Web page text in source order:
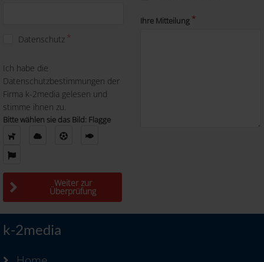
Datenschutz
Ich habe die
Datenschutzbestimmungen der
Firma k-2media gelesen und
stimme ihnen zu.
Bitte wählen sie das Bild: Flagge
Weiter zur
Überprüfung
Ihre Mitteilung
k-2media